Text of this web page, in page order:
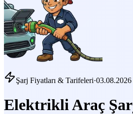
Şarj Fiyatları & Tarifeleri·03.08.2026
Elektrikli Araç